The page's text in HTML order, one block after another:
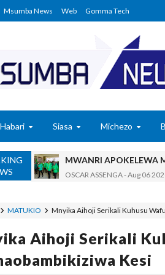
Msumba News Web Gomma Tech
Habari Siasa Michezo
OSCAR ASSENGA-Aug 06
Umaskini Na Madeni
Nilitafuta Mtoto Kwa
NAIBU WAZIRI
OSCAR ASSENGA-Aug 06 2026
MATUKIO Mnyika Aihoji Serikali Kuhusu
Aihoji Serikali
Kesi